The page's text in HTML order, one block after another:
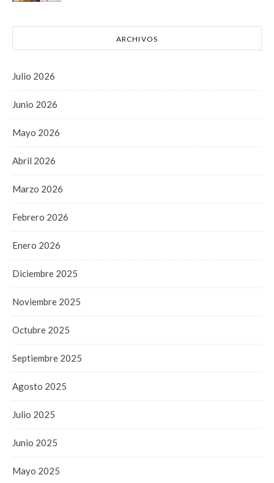
ARCHIVOS
Julio 2026
Junio 2026
Mayo 2026
Abril 2026
Marzo 2026
Febrero 2026
Enero 2026
Diciembre 2025
Noviembre 2025
Octubre 2025
Septiembre 2025
Agosto 2025
Julio 2025
Junio 2025
Mayo 2025